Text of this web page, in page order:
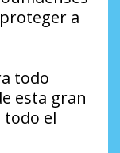
a
todo
esta gran
todo el